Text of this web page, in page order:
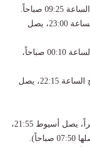
​قطار رقم 989 (أسباني مطور): يقوم من أسوان الساعة 23:00، يصل
​قطار رقم 972 (أسباني مطور): يقوم من أسيوط الساعة 00:10 صباحاً،
​قطار رقم 999 (فرنساوي مطور): يقوم من سوهاج الساعة 22:15، يصل
​قطار رقم 163: يقوم من أسوان الساعة 12:30 ظهراً، يصل أسيوط 21:55،